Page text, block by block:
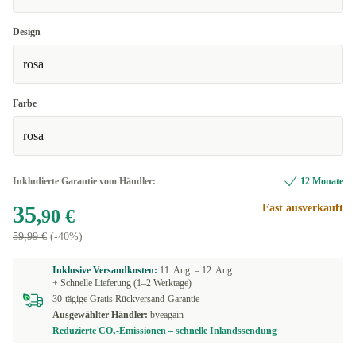
Design
rosa
Farbe
rosa
Inkludierte Garantie vom Händler: 12 Monate
35,90 €
59,99 € (-40%)
Fast ausverkauft
Inklusive Versandkosten: 11. Aug. – 12. Aug.
+ Schnelle Lieferung (1–2 Werktage)
30-tägige Gratis Rückversand-Garantie
Ausgewählter Händler: byeagain
Reduzierte CO₂-Emissionen – schnelle Inlandssendung